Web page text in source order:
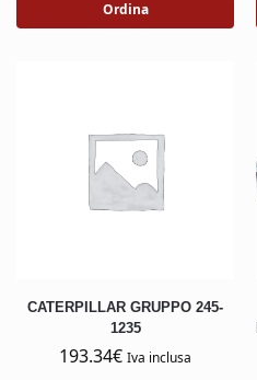
Ordina
CATERPILLAR GRUPPO 245-
1235
193.34€ Iva inclusa